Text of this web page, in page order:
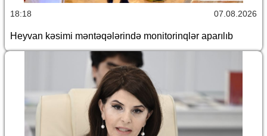
18:18 07.08.2026
Heyvan kəsimi məntəqələrində monitorinqlər aparılıb